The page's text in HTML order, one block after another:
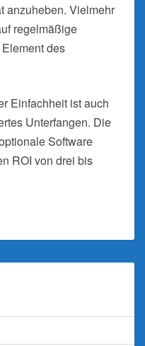
anzuheben. Vielmehr
regelmäßige
des
Einfachheit ist auch
Unterfangen. Die
Software
ROI von drei bis